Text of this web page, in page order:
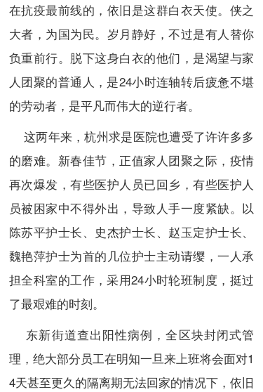
在抗疫最前线的，依旧是这群白衣天使。侠之
大者，为国为民。岁月静好，不过是有人替你
负重前行。脱下这身白衣的他们，是渴望与家
人团聚的普通人，是24小时连轴转后疲惫不堪
的劳动者，是平凡而伟大的逆行者。
这两年来，杭州求是医院也遭受了许许多多
的磨难。新春佳节，正值家人团聚之际，疫情
再次爆发，有些医护人员已回乡，有些医护人
员被困家中不得外出，导致人手一度紧缺。以
陈苏平护士长、史杰护士长、赵玉定护士长、
魏艳萍护士为首的几位护士主动请缨，一人承
担全科室的工作，采用24小时轮班制度，挺过
了最艰难的时刻。
东新街道查出阳性病例，全区块封闭式管
理，绝大部分员工在明知一旦来上班将会面对1
4天甚至更久的隔离期无法回家的情况下，依旧